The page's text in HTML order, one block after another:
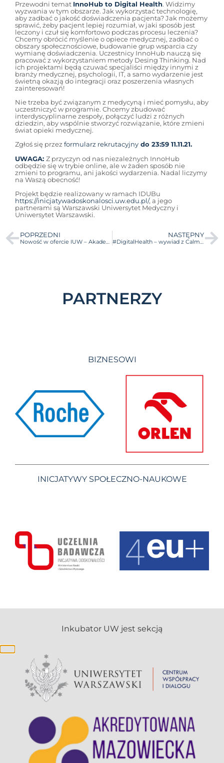
Przewodni temat InnoHub to Digital Health. Widzimy
wyzwania w tym obszarze. Jak wykorzystać technologię,
aby zadbać o jakość doświadczenia pacjenta? Jak możemy
sprawić, żeby pacjent lepiej rozumiał, w jaki sposób jest
leczony i czuł się komfortowo podczas procesu leczenia?
Chcemy obrócić myślenie o opiece medycznej, zadbać o
obszary społecznościowe, budowanie grup wsparcia czy
wymianę doświadczenia. Uczestnicy InnoHub nauczą się
pracować z wykorzystaniem metody Desing Thinking. Nad
ich projektami będą czuwać specjaliści między innymi z
branży medycznej, psychologii, IT, a samo wydarzenie jest
świetną okazją do integracji oraz poszerzenia własnych
zainteresowań!
Nie trzeba być związanym z medycyną i mieć pomysłu, aby
uczestniczyć w programie. Chcemy zbudować
interdyscyplinarne zespoły, połączyć ludzi z różnych
dziedzin, aby wspólnie stworzyć rozwiązanie, które zmieni
świat opieki medycznej.
Zgłoś się przez formularz rekrutacyjny do 23:59 11.11.21.
UWAGA: Z przyczyn od nas niezależnych InnoHub
odbędzie się w trybie online, ale w żaden sposób nie
zmieni to programu, ani jakości wydarzenia. Nadal liczymy
na Waszą obecność!
Projekt będzie realizowany w ramach IDUBu
https://inicjatywadoskonalosci.uw.edu.pl/, a jego
partnerami są Warszawski Uniwersytet Medyczny i
Uniwersytet Warszawski.
POPRZEDNI
Nowość w ofercie IUW – Akademia Liderów Zmiany Cyfrowej. Startujemy z rekrutacją!
NASTĘPNY
#DigitalHealth – wywiad z Calmsie
PARTNERZY
BIZNESOWI
INICJATYWY SPOŁECZNO-NAUKOWE